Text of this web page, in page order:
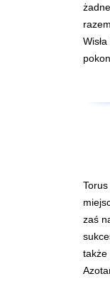
zaś
także